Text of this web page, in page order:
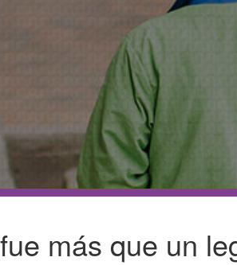
más que un